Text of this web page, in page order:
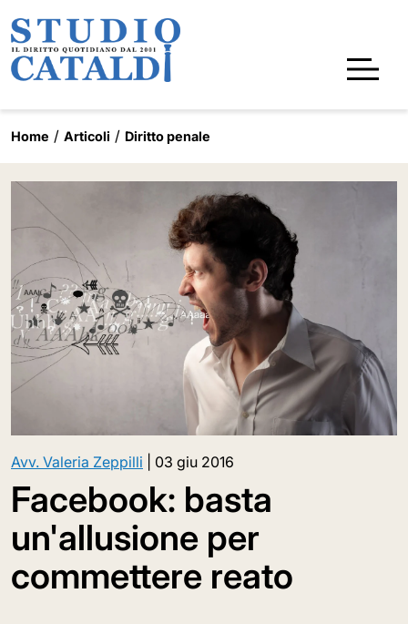
Home Articoli Diritto penale
Avv. Valeria Zeppilli 03 giu 2016
Facebook: basta
un'allusione per
commettere reato